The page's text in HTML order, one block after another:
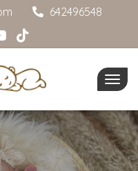
642496548